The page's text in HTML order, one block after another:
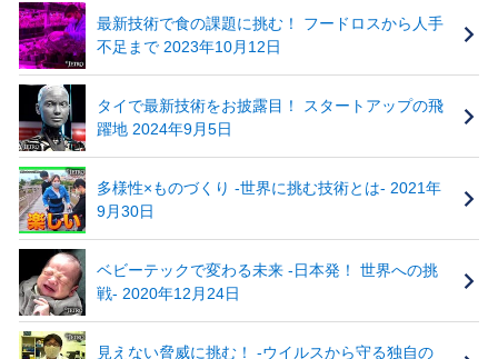
最新技術で食の課題に挑む！ フードロスから人手
不足まで 2023年10月12日
タイで最新技術をお披露目！ スタートアップの飛
躍地 2024年9月5日
多様性×ものづくり ‐世界に挑む技術とは‐ 2021年
9月30日
ベビーテックで変わる未来 ‐日本発！ 世界への挑
戦‐ 2020年12月24日
見えない脅威に挑む！ ‐ウイルスから守る独自の